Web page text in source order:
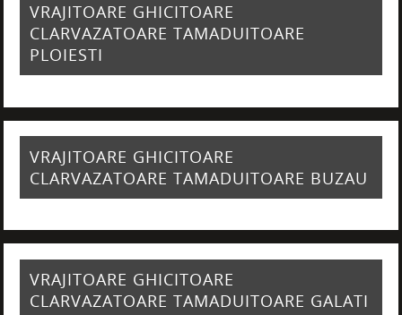
VRAJITOARE GHICITOARE
CLARVAZATOARE TAMADUITOARE
PLOIESTI
VRAJITOARE GHICITOARE
CLARVAZATOARE TAMADUITOARE BUZAU
VRAJITOARE GHICITOARE
CLARVAZATOARE TAMADUITOARE GALATI